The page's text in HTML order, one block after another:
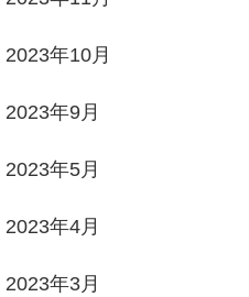
2023年10月
2023年9月
2023年5月
2023年4月
2023年3月